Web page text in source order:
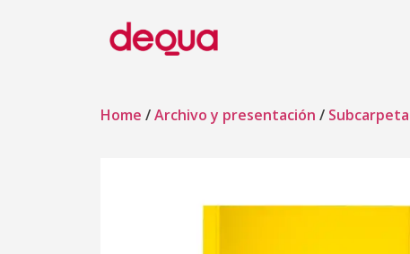
Home /Archivo y presentación /